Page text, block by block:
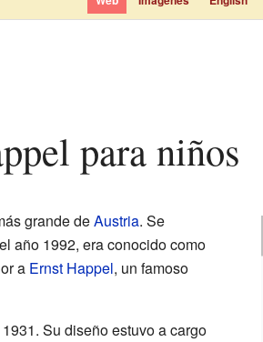
para niños
grande deAustria. Se
año 1992, era conocido como
a Ernst Happel, un famoso
Su diseño estuvo a cargo